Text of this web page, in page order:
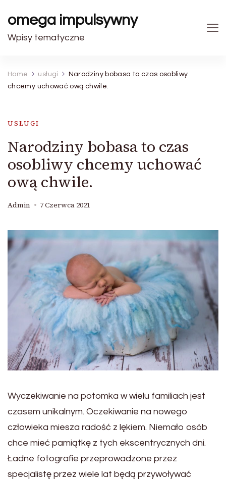
omega impulsywny
Wpisy tematyczne
Home usługi
Narodziny bobasa to czas osobliwy
chcemy uchować ową chwile.
USŁUGI
Narodziny bobasa to czas
osobliwy chcemy uchować
ową chwile.
Admin 7 Czerwca 2021
Wyczekiwanie na potomka w wielu familiach jest
czasem unikalnym. Oczekiwanie na nowego
człowieka miesza radość z lękiem. Niemało osób
chce mieć pamiątkę z tych ekscentrycznych dni.
Ładne fotografie przeprowadzone przez
specjalistę przez wiele lat będą przywoływać